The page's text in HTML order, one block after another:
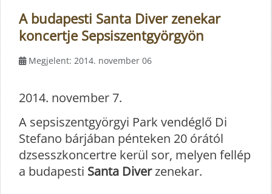
A budapesti Santa Diver zenekar
koncertje Sepsiszentgyörgyön
Megjelent: 2014. november 06
2014. november 7.
A sepsiszentgyörgyi Park vendéglő Di
Stefano bárjában pénteken 20 órától
dzsesszkoncertre kerül sor, melyen fellép
a budapesti Santa Diverzenekar.